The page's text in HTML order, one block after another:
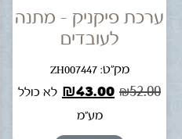
ערכת פיקניק – מתנה
לעובדים
מק"ט: ZH007447
₪52.00
₪43.00
לא כולל
מע"מ